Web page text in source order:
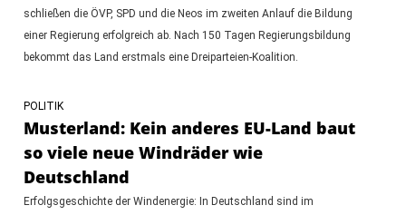
schließen die ÖVP, SPD und die Neos im zweiten Anlauf die Bildung
einer Regierung erfolgreich ab. Nach 150 Tagen Regierungsbildung
bekommt das Land erstmals eine Dreiparteien-Koalition.
POLITIK
Musterland: Kein anderes EU-Land baut
so viele neue Windräder wie
Deutschland
Erfolgsgeschichte der Windenergie: In Deutschland sind im